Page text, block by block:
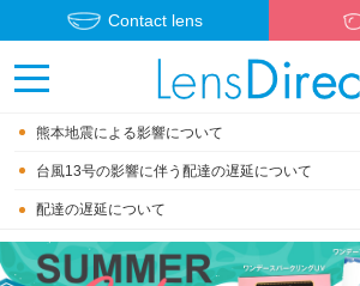
Contact lens
熊本地震による影響について
台風13号の影響に伴う配達の遅延について
配達の遅延について